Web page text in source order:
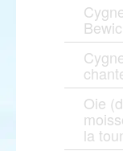
Oie
la